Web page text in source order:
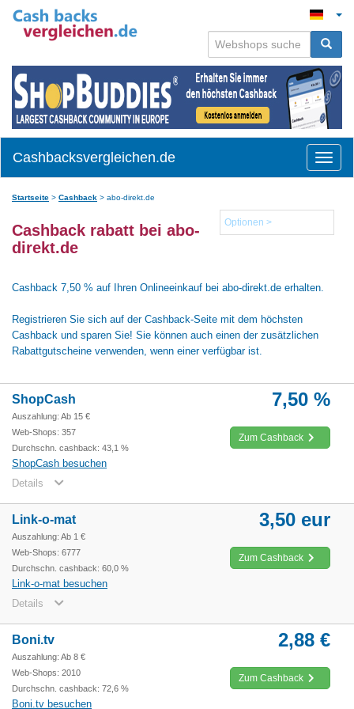
Toggle
Cashbacksvergleichen.de
Startseite > Cashback > abo-direkt.de
Optionen >
Cashback rabatt bei abo-
direkt.de
Cashback 7,50 % auf Ihren Onlineeinkauf bei abo-direkt.de erhalten.
Registrieren Sie sich auf der Cashback-Seite mit dem höchsten
Cashback und sparen Sie! Sie können auch einen der zusätzlichen
Rabattgutscheine verwenden, wenn einer verfügbar ist.
ShopCash
Auszahlung: Ab 15 €
Web-Shops: 357
Durchschn. cashback: 43,1 %
ShopCash besuchen
Details
7,50 %
Zum Cashback
Link-o-mat
Auszahlung: Ab 1 €
Web-Shops: 6777
Durchschn. cashback: 60,0 %
Link-o-mat besuchen
Details
3,50 eur
Zum Cashback
Boni.tv
Auszahlung: Ab 8 €
Web-Shops: 2010
Durchschn. cashback: 72,6 %
Boni.tv besuchen
2,88 €
Zum Cashback